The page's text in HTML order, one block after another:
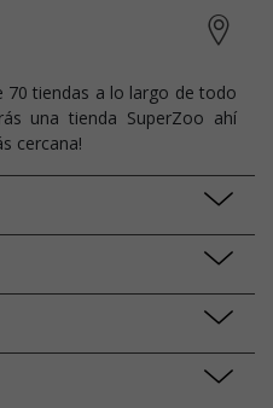
70 tiendas a lo largo de todo
una tienda SuperZoo ahí
cercana!